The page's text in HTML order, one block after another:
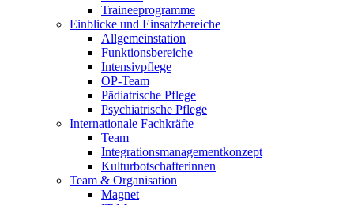
Traineeprogramme
Einblicke und Einsatzbereiche
Allgemeinstation
Funktionsbereiche
Intensivpflege
OP-Team
Pädiatrische Pflege
Psychiatrische Pflege
Internationale Fachkräfte
Team
Integrationsmanagementkonzept
Kulturbotschafterinnen
Team & Organisation
Magnet